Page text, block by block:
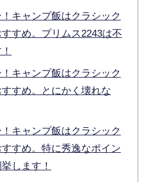
キャンプ飯はクラシック
すすめ。プリムス2243は不
キャンプ飯はクラシック
すすめ。とにかく壊れな
キャンプ飯はクラシック
すすめ。特に秀逸なポイン
します！